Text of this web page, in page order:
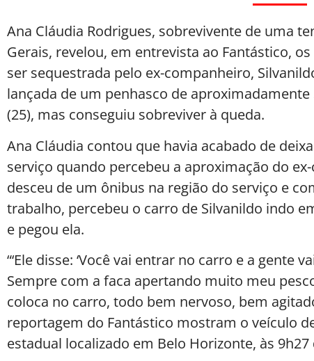
Ana Cláudia Rodrigues, sobrevivente de uma
Gerais, revelou, em entrevista ao Fantástico,
ser sequestrada pelo ex-companheiro,
lançada de um penhasco de
(25), mas conseguiu sobreviver à queda.
Ana Cláudia contou que havia acabado de
serviço quando percebeu a aproximação do
desceu de um ônibus na região do serviço e
trabalho, percebeu o carro de Silvanildo indo
e pegou ela.
“‘Ele disse: ‘Você vai entrar no carro e a gente
Sempre com a faca apertando muito meu
coloca no carro, todo bem nervoso, bem
reportagem do Fantástico mostram o veículo
estadual localizado em Belo Horizonte, às 9h27